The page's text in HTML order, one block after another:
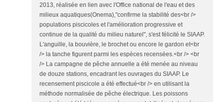
2013, réalisée en lien avec l'Office national de l'eau et des
milieux aquatiques(Onema),"confirme la stabilité des<br />
populations piscicoles et l'amélioration progressive et
continue de la qualité du milieu naturel", s'est félicité le SIAAP.
L'anguille, la bouvière, le brochet ou encore le gardon et<br
/> la tanche figurent parmi les espèces recensées.<br /> <br
/> La campagne de pêche annuelle a été menée au niveau
de douze stations, encadrant les ouvrages du SIAAP. Le
recensement piscicole a été effectué<br /> en utilisant la
méthode normalisée de pêche électrique. Les poissons